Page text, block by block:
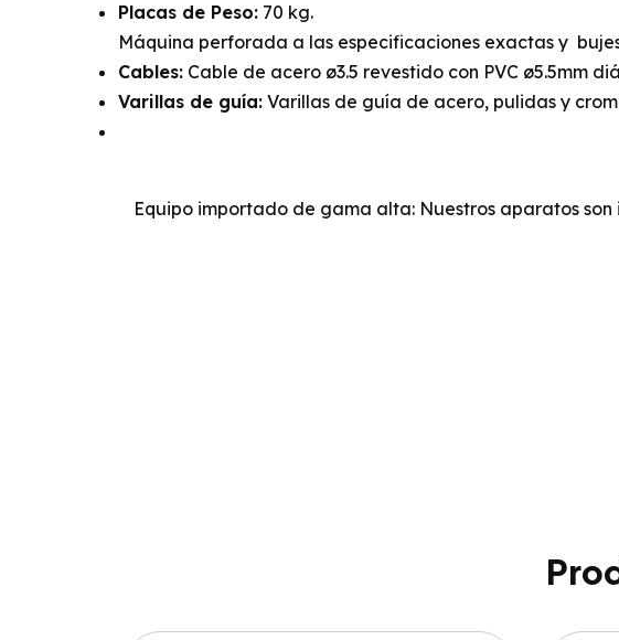
Placas de Peso: 70 kg.
Máquina perforada a las especificaciones exactas y
Cables: Cable de acero ø3.5 revestido con PVC ø5.5mm
Varillas de guía: Varillas de guía de acero, pulidas y
Equipo importado de gama alta: Nuestros aparatos